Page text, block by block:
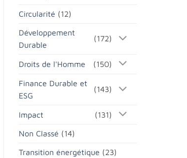
Circularité (12)
Développement
Durable
(172)
Droits de l'Homme (150)
Finance Durable et
ESG
(143)
Impact (131)
Non Classé (14)
Transition énergétique (23)